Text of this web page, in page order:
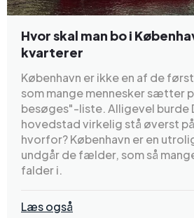
Hvor skal man bo i
kvarterer
København er ikke en af de
som mange mennesker sætter
besøges"-liste. Alligevel burde
hovedstad virkelig stå øverst
hvorfor? København er en
undgår de fælder, som så
falder i.
Læs også